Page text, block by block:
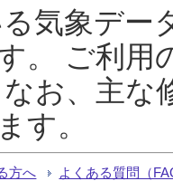
気象デー
。 ご利用
お、主な
す。
方へ よくある質問（